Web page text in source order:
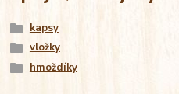
kapsy
vložky
hmoždíky